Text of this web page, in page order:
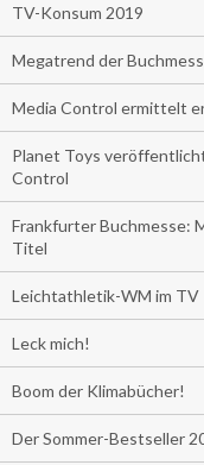
TV-Konsum 2019
Megatrend der
Media Control ermittelt
Planet Toys
Control
Frankfurter Buchmesse:
Titel
Leichtathletik-WM im TV
Leck mich!
Boom der Klimabücher!
Der Sommer-Bestseller